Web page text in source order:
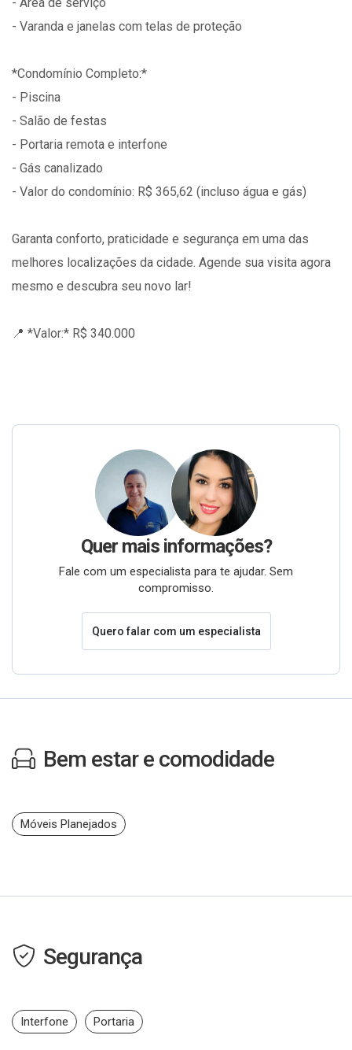
- Varanda e janelas com telas de proteção
*Condomínio Completo:*
- Piscina
- Salão de festas
- Portaria remota e interfone
- Gás canalizado
- Valor do condomínio: R$ 365,62 (incluso água e gás)
Garanta conforto, praticidade e segurança em uma das
melhores localizações da cidade. Agende sua visita agora
mesmo e descubra seu novo lar!
📍 *Valor:* R$ 340.000
Quer mais informações?
Fale com um especialista para te ajudar. Sem
compromisso.
Quero falar com um especialista
Bem estar e comodidade
Móveis Planejados
Segurança
Interfone Portaria